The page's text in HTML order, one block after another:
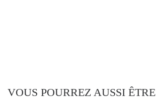
VOUS POURREZ AUSSI ÊTRE